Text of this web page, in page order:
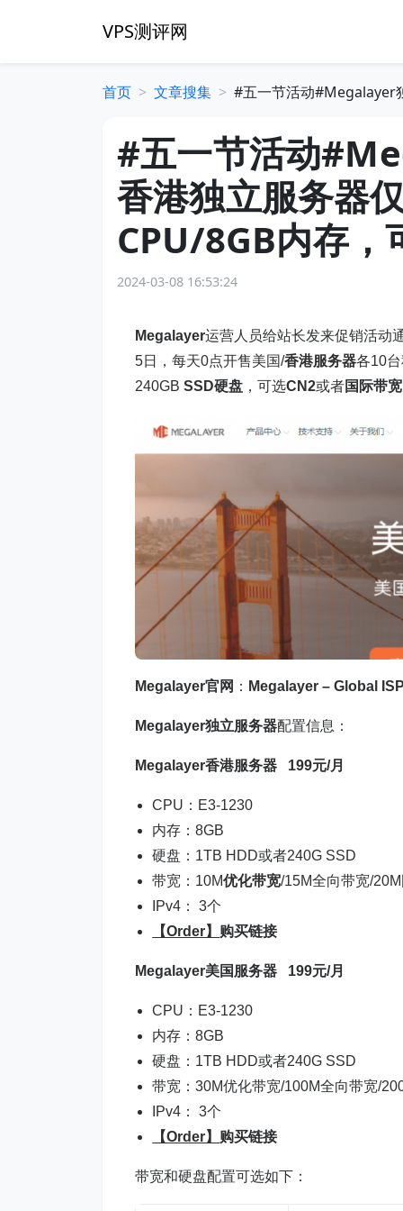
VPS测评网
首页 文章搜集 #五一节活动#Megalayer
#五一节活动
香港独立服务器
CPU/8GB内存，
2024-03-08 16:53:24
Megalayer运营人员给站长发来促销活动
5日，每天0点开售美国/香港服务器各10台
240GB SSD硬盘 ，可选CN2或者国际带宽
Megalayer官网 ： Megalayer – Global
Megalayer独立服务器配置信息：
Megalayer香港服务器 199元/月
CPU：E3-1230
内存：8GB
硬盘：1TB HDD或者240G SSD
带宽：10M优化带宽/15M全向带宽/
IPv4： 3个
【Order】 购买链接
Megalayer美国服务器 199元/月
CPU：E3-1230
内存：8GB
硬盘：1TB HDD或者240G SSD
带宽：30M优化带宽/100M全向带宽/
IPv4： 3个
【Order】 购买链接
带宽和硬盘配置可选如下：